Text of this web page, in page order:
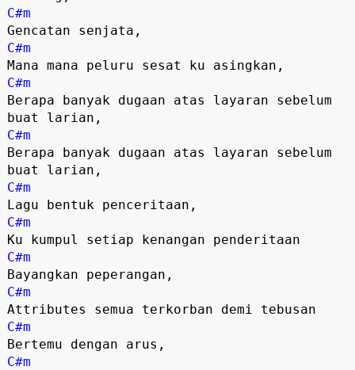
C#m
C#m
C#m
Berapa banyak dugaan atas layaran sebelum
C#m
Berapa banyak dugaan atas layaran sebelum
C#m
C#m
C#m
C#m
C#m
C#m